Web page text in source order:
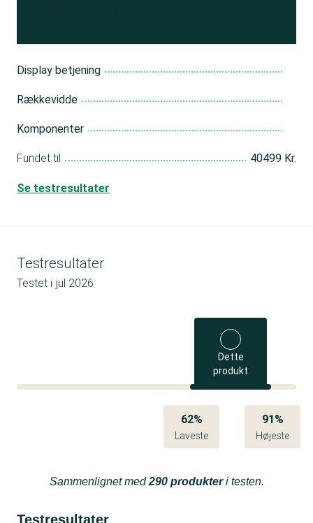
Display betjening
Rækkevidde
Komponenter
Fundet til 40499 Kr.
Se testresultater
Testresultater
Testet i jul 2026
Dette
produkt
62%
Laveste
91%
Højeste
Sammenlignet med290 produkteri testen.
Testresultater